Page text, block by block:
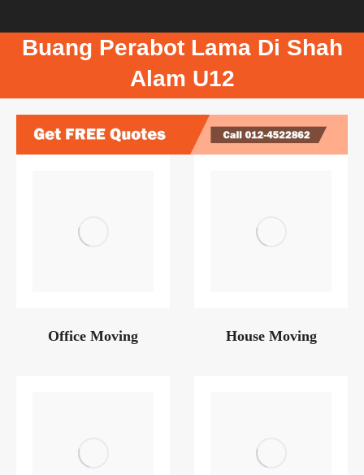
Buang Perabot Lama Di Shah
Alam U12
Office Moving House Moving